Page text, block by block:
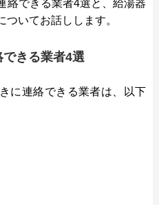
絡できる業者4選と、給湯器
いてお話しします。
きる業者4選
に連絡できる業者は、以下